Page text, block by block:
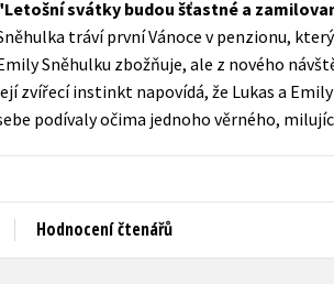
Jazyky
Kalendáře
Kariéra a osobní rozvoj
Letošní svátky budou šťastné a
tráví první Vánoce v penzionu,
Sněhulku zbožňuje, ale z nového
zvířecí instinkt napovídá, že Lukas a
podívaly očima jednoho věrného,
Hodnocení čtenářů